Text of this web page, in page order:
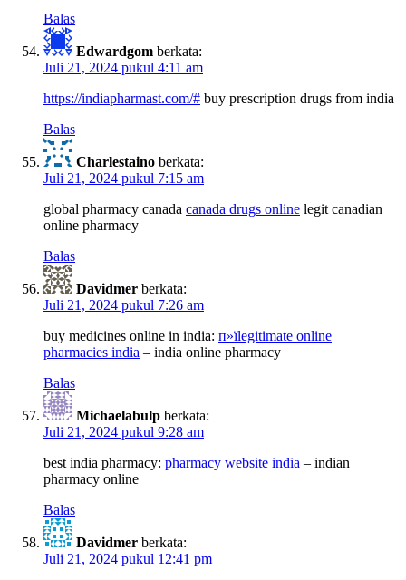
Balas
Edwardgom berkata:
Juli 21, 2024 pukul 4:11 am
https://indiapharmast.com/# buy prescription drugs from india
Balas
Charlestaino berkata:
Juli 21, 2024 pukul 7:15 am
global pharmacy canada canada drugs online legit canadian
online pharmacy
Balas
Davidmer berkata:
Juli 21, 2024 pukul 7:26 am
buy medicines online in india: п»їlegitimate online
pharmacies india – india online pharmacy
Balas
Michaelabulp berkata:
Juli 21, 2024 pukul 9:28 am
best india pharmacy: pharmacy website india – indian
pharmacy online
Balas
Davidmer berkata:
Juli 21, 2024 pukul 12:41 pm